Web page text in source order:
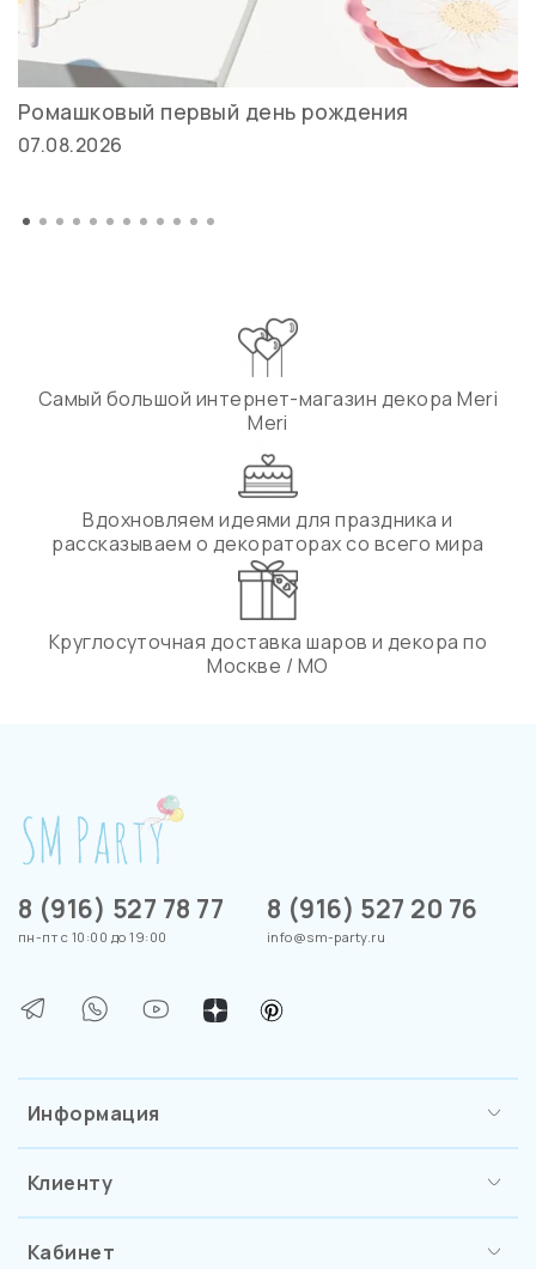
Ромашковый первый день рождения
07.08.2026
Самый большой интернет-магазин декора Meri
Meri
Вдохновляем идеями для праздника и
рассказываем о декораторах со всего мира
Круглосуточная доставка шаров и декора по
Москве / МО
Информация
Клиенту
Кабинет
8 (916) 527 78 77
пн-пт с 10:00 до 19:00
8 (916) 527 20 76
info@sm-party.ru